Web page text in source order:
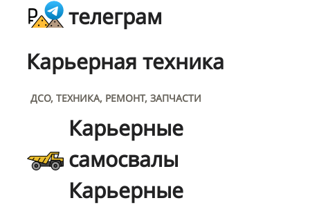
телеграм
Карьерная техника
ДСО, ТЕХНИКА, РЕМОНТ, ЗАПЧАСТИ
Карьерные
самосвалы
Карьерные